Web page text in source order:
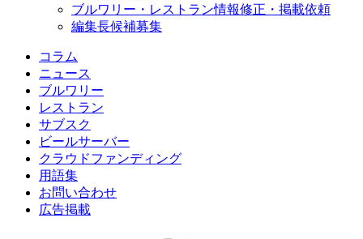
ブルワリー・レストラン情報修正・掲載依頼
編集長候補募集
コラム
ニュース
ブルワリー
レストラン
サブスク
ビールサーバー
クラウドファンディング
用語集
お問い合わせ
広告掲載